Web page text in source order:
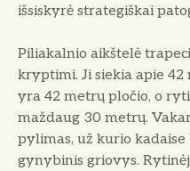
išsiskyrė strategiškai
Piliakalnio aikštelė
kryptimi. Ji siekia apie
yra 42 metrų pločio, o
maždaug 30 metrų.
pylimas, už kurio kadaise
gynybinis griovys.